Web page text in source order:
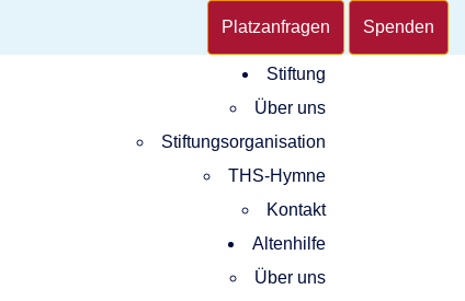
Platzanfragen Spenden
Stiftung
Über uns
Stiftungsorganisation
THS-Hymne
Kontakt
Altenhilfe
Über uns